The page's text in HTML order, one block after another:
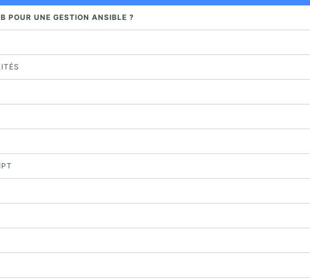
POUR UNE GESTION ANSIBLE ?